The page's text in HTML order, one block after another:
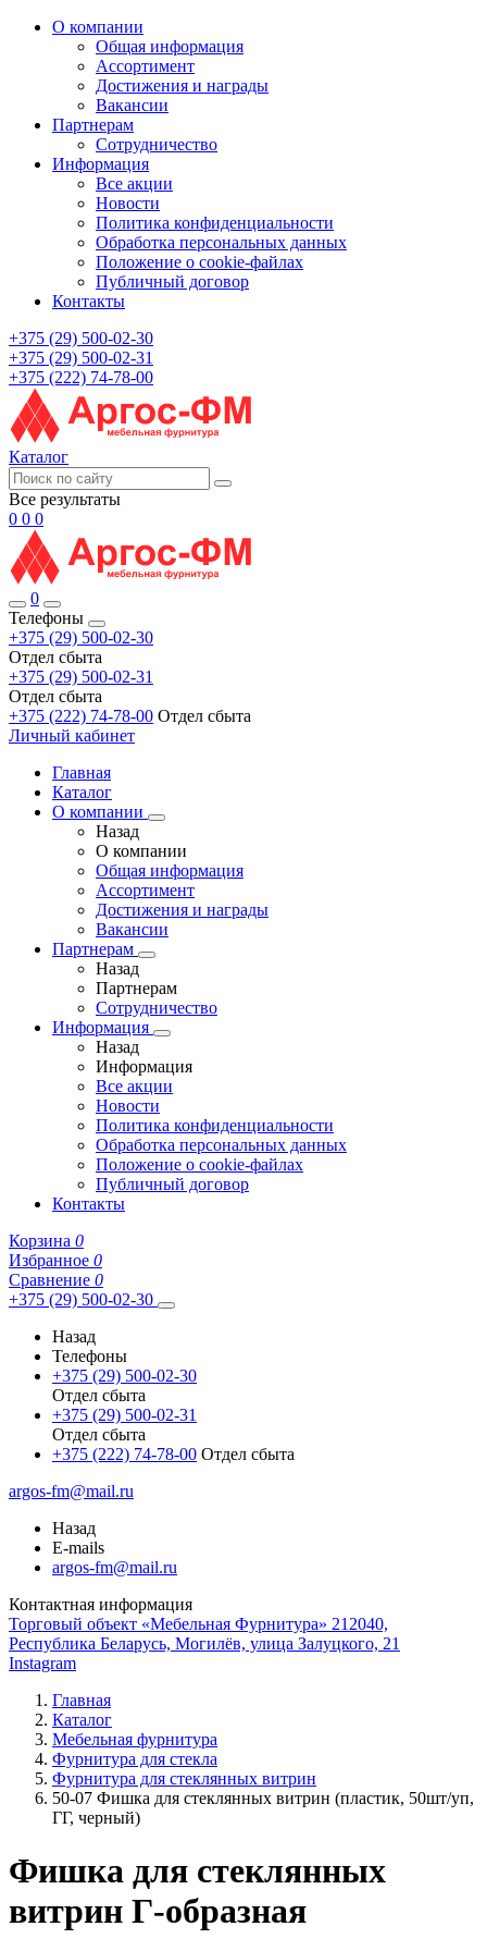
О компании
Общая информация
Ассортимент
Достижения и награды
Вакансии
Партнерам
Сотрудничество
Информация
Все акции
Новости
Политика конфиденциальности
Обработка персональных данных
Положение о cookie-файлах
Публичный договор
Контакты
+375 (29) 500-02-30
+375 (29) 500-02-31
+375 (222) 74-78-00
Каталог
Все результаты
0 0 0
0
Телефоны
+375 (29) 500-02-30
Отдел сбыта
+375 (29) 500-02-31
Отдел сбыта
+375 (222) 74-78-00 Отдел сбыта
Личный кабинет
Главная
Каталог
О компании
Назад
О компании
Общая информация
Ассортимент
Достижения и награды
Вакансии
Партнерам
Назад
Партнерам
Сотрудничество
Информация
Назад
Информация
Все акции
Новости
Политика конфиденциальности
Обработка персональных данных
Положение о cookie-файлах
Публичный договор
Контакты
Корзина 0
Избранное 0
Сравнение 0
+375 (29) 500-02-30
Назад
Телефоны
+375 (29) 500-02-30
Отдел сбыта
+375 (29) 500-02-31
Отдел сбыта
+375 (222) 74-78-00 Отдел сбыта
argos-fm@mail.ru
Назад
E-mails
argos-fm@mail.ru
Контактная информация
Торговый объект «Мебельная Фурнитура» 212040,
Республика Беларусь, Могилёв, улица Залуцкого, 21
Instagram
Главная
Каталог
Мебельная фурнитура
Фурнитура для стекла
Фурнитура для стеклянных витрин
50-07 Фишка для стеклянных витрин (пластик, 50шт/уп,
ГГ, черный)
Фишка для стеклянных
витрин Г-образная